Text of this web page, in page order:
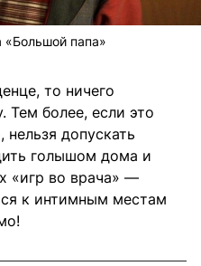
папа»
то ничего
Тем более, если это
нельзя допускать
голышом дома и
«игр во врача» —
к интимным местам